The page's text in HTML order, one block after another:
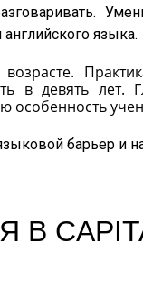
языка.
в девять лет.
особенность
барьер и